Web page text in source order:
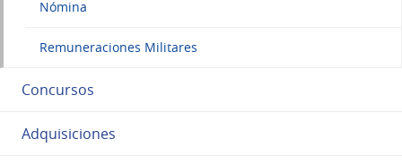
Nómina
Remuneraciones Militares
Concursos
Adquisiciones